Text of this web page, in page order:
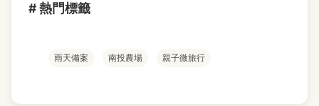
# 熱門標籤
雨天備案 南投農場 親子微旅行